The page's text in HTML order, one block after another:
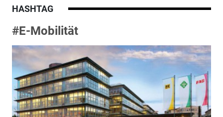
HASHTAG
#E-Mobilität